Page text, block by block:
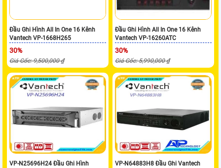
Đầu Ghi Hình All In One 16 Kênh
Vantech VP-1668H265
30%
Giá Gốc: 9,500,000 ₫
Đầu Ghi Hình All In One 16 Kênh
Vantech VP-16260ATC
30%
Giá Gốc: 5,990,000 ₫
VP-N25696H24 Đầu Ghi Hình
VP-N64883H8 Đầu Ghi Vantech